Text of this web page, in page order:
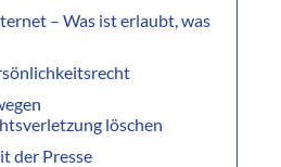
– Was ist erlaubt, was
löschen
der Presse